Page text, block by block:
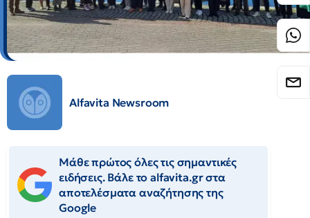
Alfavita Newsroom
Μάθε πρώτος όλες τις σημαντικές
ειδήσεις. Βάλε το alfavita.gr στα
αποτελέσματα αναζήτησης της
Google